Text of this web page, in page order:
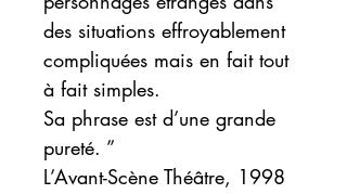
des situations effroyablement
compliquées mais en fait tout
à fait simples.
Sa phrase est d’une grande
pureté. ”
L’Avant-Scène Théâtre, 1998